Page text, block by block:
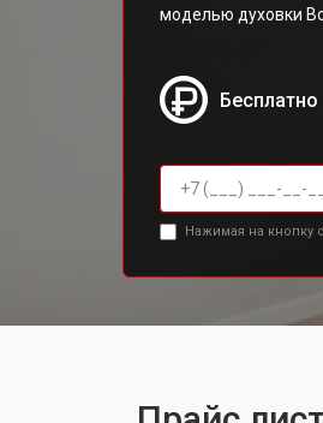
моделью духовки
Бесплатно
Нажимая на кнопку